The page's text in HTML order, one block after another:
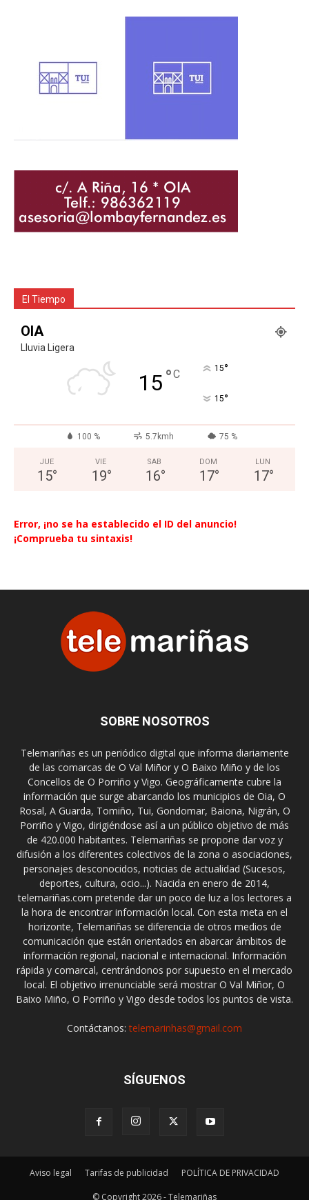
El Tiempo
OIA
Lluvia Ligera
15°C 15°
15°
100 % 5.7kmh 75 %
JUE
15°
VIE
19°
SAB
16°
DOM
17°
LUN
17°
Error, ¡no se ha establecido el ID del anuncio!
¡Comprueba tu sintaxis!
SOBRE NOSOTROS
Telemariñas es un periódico digital que informa diariamente
de las comarcas de O Val Miñor y O Baixo Miño y de los
Concellos de O Porriño y Vigo. Geográficamente cubre la
información que surge abarcando los municipios de Oia, O
Rosal, A Guarda, Tomiño, Tui, Gondomar, Baiona, Nigrán, O
Porriño y Vigo, dirigiéndose así a un público objetivo de más
de 420.000 habitantes. Telemariñas se propone dar voz y
difusión a los diferentes colectivos de la zona o asociaciones,
personajes desconocidos, noticias de actualidad (Sucesos,
deportes, cultura, ocio...). Nacida en enero de 2014,
telemariñas.com pretende dar un poco de luz a los lectores a
la hora de encontrar información local. Con esta meta en el
horizonte, Telemariñas se diferencia de otros medios de
comunicación que están orientados en abarcar ámbitos de
información regional, nacional e internacional. Información
rápida y comarcal, centrándonos por supuesto en el mercado
local. El objetivo irrenunciable será mostrar O Val Miñor, O
Baixo Miño, O Porriño y Vigo desde todos los puntos de vista.
Contáctanos:telemarinhas@gmail.com
SÍGUENOS
Aviso legal Tarifas de publicidad POLÍTICA DE PRIVACIDAD
© Copyright 2026 - Telemariñas